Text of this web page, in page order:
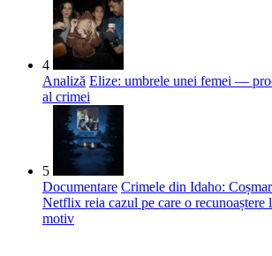
4
Analiză Elize: umbrele unei femei —
al crimei
5
Documentare Crimele din Idaho:
Netflix reia cazul pe care o recunoaștere
motiv